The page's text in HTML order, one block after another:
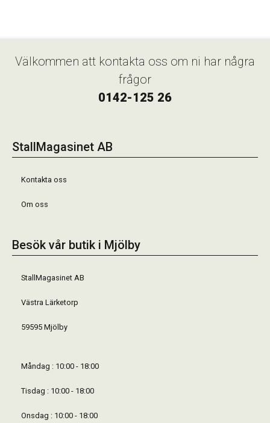
Välkommen att kontakta oss om ni har några
frågor
0142-125 26
StallMagasinet AB
Kontakta oss
Om oss
Besök vår butik i Mjölby
StallMagasinet AB
Västra Lärketorp
59595 Mjölby
Måndag : 10:00 - 18:00
Tisdag : 10:00 - 18:00
Onsdag : 10:00 - 18:00